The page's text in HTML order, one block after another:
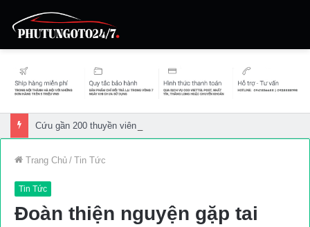
Cứu gần 200 thuyền viên gặp sự cố trên biển
Trang Chủ / Tin Tức
Tin Tức
Đoàn thiện nguyện gặp tai